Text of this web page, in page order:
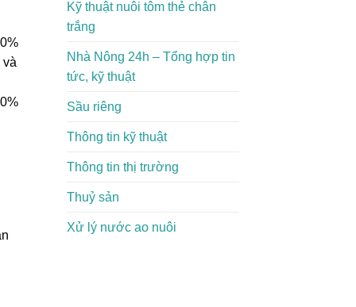
và
Kỹ thuật nuôi tôm thẻ chân
trắng
Nhà Nông 24h – Tổng hợp tin
tức, kỹ thuật
Sầu riêng
Thông tin kỹ thuật
Thông tin thị trường
Thuỷ sản
Xử lý nước ao nuôi